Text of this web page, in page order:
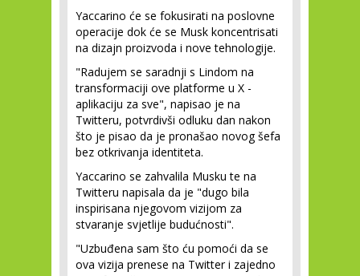
Yaccarino će se fokusirati na poslovne
operacije dok će se Musk koncentrisati
na dizajn proizvoda i nove tehnologije.
"Radujem se saradnji s Lindom na
transformaciji ove platforme u X -
aplikaciju za sve", napisao je na
Twitteru, potvrdivši odluku dan nakon
što je pisao da je pronašao novog šefa
bez otkrivanja identiteta.
Yaccarino se zahvalila Musku te na
Twitteru napisala da je "dugo bila
inspirisana njegovom vizijom za
stvaranje svjetlije budućnosti".
"Uzbuđena sam što ću pomoći da se
ova vizija prenese na Twitter i zajedno